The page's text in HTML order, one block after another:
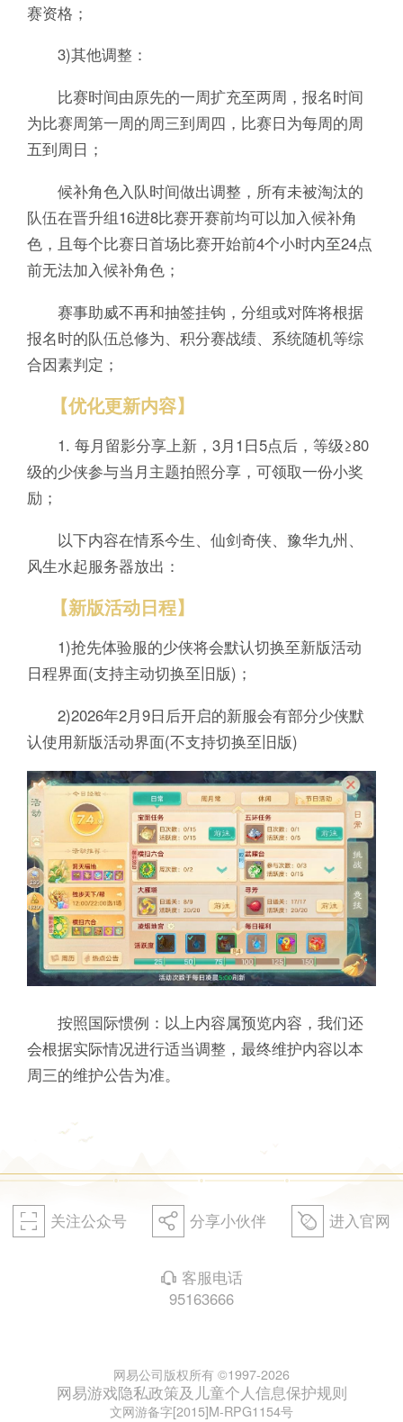
赛资格；
3)其他调整：
比赛时间由原先的一周扩充至两周，报名时间
为比赛周第一周的周三到周四，比赛日为每周的周
五到周日；
候补角色入队时间做出调整，所有未被淘汰的
队伍在晋升组16进8比赛开赛前均可以加入候补角
色，且每个比赛日首场比赛开始前4个小时内至24点
前无法加入候补角色；
赛事助威不再和抽签挂钩，分组或对阵将根据
报名时的队伍总修为、积分赛战绩、系统随机等综
合因素判定；
【优化更新内容】
1. 每月留影分享上新，3月1日5点后，等级≥80
级的少侠参与当月主题拍照分享，可领取一份小奖
励；
以下内容在情系今生、仙剑奇侠、豫华九州、
风生水起服务器放出：
【新版活动日程】
1)抢先体验服的少侠将会默认切换至新版活动
日程界面(支持主动切换至旧版)；
2)2026年2月9日后开启的新服会有部分少侠默
认使用新版活动界面(不支持切换至旧版)
按照国际惯例：以上内容属预览内容，我们还
会根据实际情况进行适当调整，最终维护内容以本
周三的维护公告为准。
򰀁 关注公众号 򰀂 分享小伙伴 򰀄 进入官网
򰀃 客服电话
95163666
网易公司版权所有 ©1997-2026
网易游戏隐私政策及儿童个人信息保护规则
文网游备字[2015]M-RPG1154号